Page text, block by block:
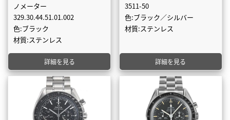
ノメーター
329.30.44.51.01.002
色:ブラック
材質:ステンレス
詳細を見る
3511-50
色:ブラック／シルバー
材質:ステンレス
詳細を見る